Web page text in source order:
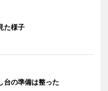
た様子
台の準備は整った